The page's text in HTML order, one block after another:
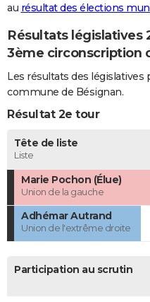
au résultat des élections
Résultats législatives
3ème circonscription
Les résultats des
commune de Bésignan.
Résultat 2e tour
Tête de liste
Liste
Marie Pochon (Élue)
Union de la gauche
Adhémar Autrand
Union de l'extrême droite
Participation au scrutin